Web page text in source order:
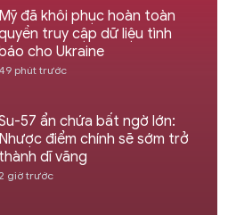
Mỹ đã khôi phục hoàn toàn
truy cập dữ liệu tình
cho Ukraine
49 phút trước
57 ẩn chứa bất ngờ lớn:
Nhược điểm chính sẽ sớm trở
thành dĩ vãng
2 giờ trước